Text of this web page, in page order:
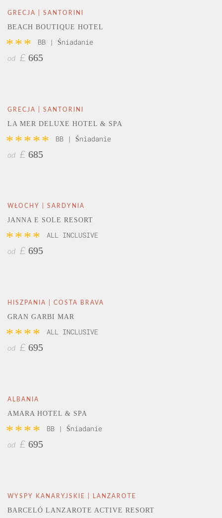
GRECJA | SANTORINI
BEACH BOUTIQUE HOTEL
*** BB | Śniadanie
od £ 665
GRECJA | SANTORINI
LA MER DELUXE HOTEL & SPA
***** BB | Śniadanie
od £ 685
WŁOCHY | SARDYNIA
JANNA E SOLE RESORT
**** ALL INCLUSIVE
od £ 695
HISZPANIA | COSTA BRAVA
GRAN GARBI MAR
**** ALL INCLUSIVE
od £ 695
ALBANIA
AMARA HOTEL & SPA
**** BB | Śniadanie
od £ 695
WYSPY KANARYJSKIE | LANZAROTE
BARCELÓ LANZAROTE ACTIVE RESORT